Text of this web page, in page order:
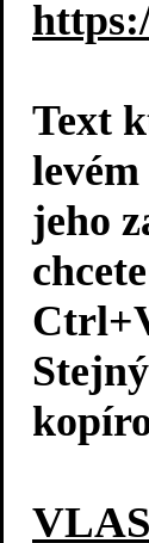
Text
jeho